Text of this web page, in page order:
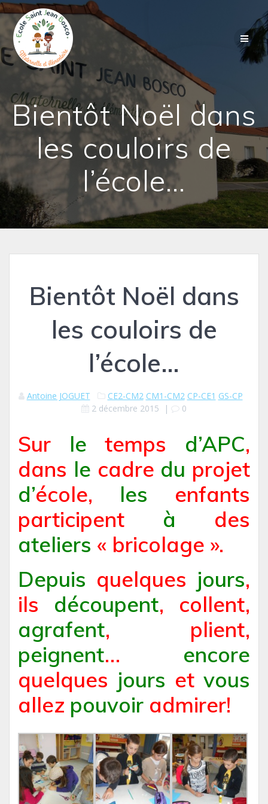
contenu
Bientôt Noël dans
les couloirs de
l’école…
Bientôt Noël dans
les couloirs de
l’école…
Antoine JOGUET CE2-CM2 CM1-CM2 CP-CE1 GS-CP
2 décembre 2015 | 0
Sur le temps d’APC,
dans le cadre du projet
d’école, les enfants
participent à des
ateliers « bricolage ».
Depuis quelques jours,
ils découpent, collent,
agrafent, plient,
peignent… encore
quelques jours et vous
allez pouvoir admirer!